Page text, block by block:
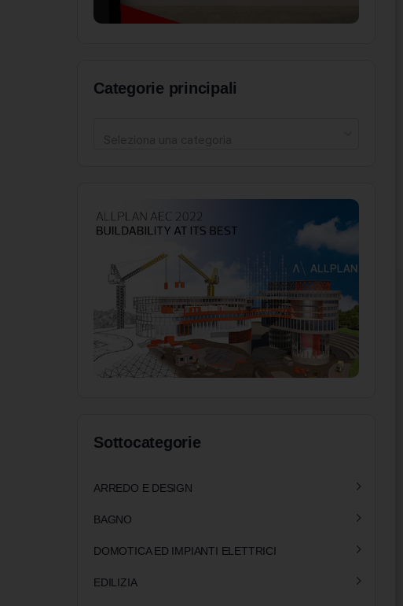
Categorie principali
Sottocategorie
ARREDO E DESIGN
BAGNO
DOMOTICA ED IMPIANTI ELETTRICI
EDILIZIA